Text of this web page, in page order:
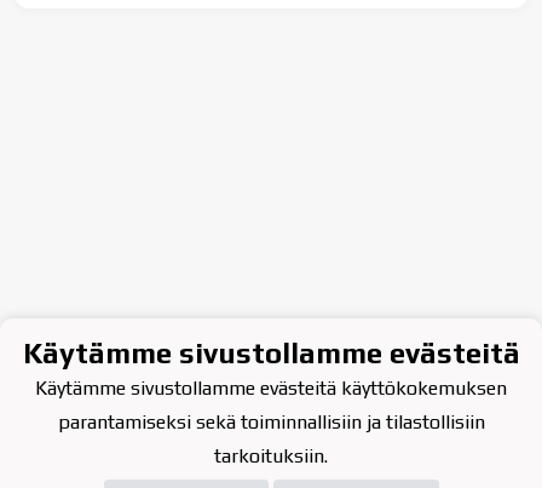
Käytämme sivustollamme evästeitä
Käytämme sivustollamme evästeitä käyttökokemuksen
parantamiseksi sekä toiminnallisiin ja tilastollisiin
tarkoituksiin.